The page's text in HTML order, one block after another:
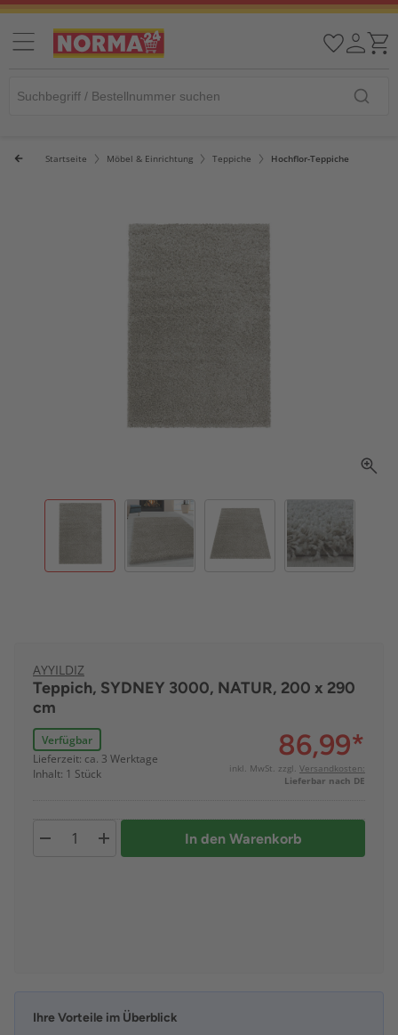
Startseite Möbel & Einrichtung Teppiche Hochflor-Teppiche
AYYILDIZ
Teppich, SYDNEY 3000, NATUR, 200 x 290
cm
Verfügbar
Lieferzeit: ca. 3 Werktage
Inhalt: 1 Stück
86,99*
inkl. MwSt. zzgl. Versandkosten:
Lieferbar nach DE
In den Warenkorb
Ihre Vorteile im Überblick